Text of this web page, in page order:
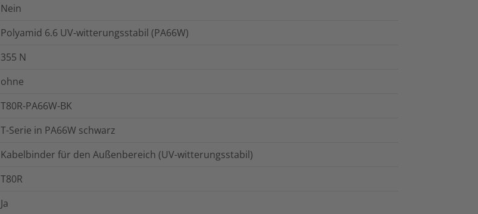
Nein
Polyamid 6.6 UV-witterungsstabil (PA66W)
355 N
ohne
T80R-PA66W-BK
T-Serie in PA66W schwarz
Kabelbinder für den Außenbereich (UV-witterungsstabil)
T80R
Ja